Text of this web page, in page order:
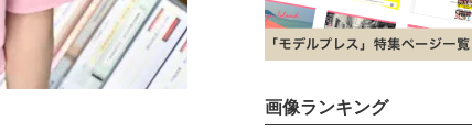
画像ランキング